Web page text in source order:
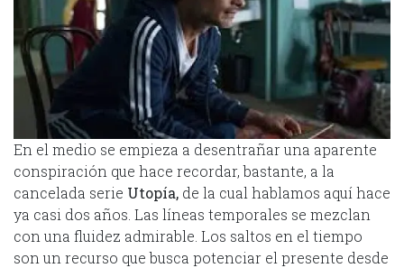
En el medio se empieza a desentrañar una aparente
conspiración que hace recordar, bastante, a la
cancelada serie Utopía, de la cual hablamos aquí hace
ya casi dos años. Las líneas temporales se mezclan
con una fluidez admirable. Los saltos en el tiempo
son un recurso que busca potenciar el presente desde